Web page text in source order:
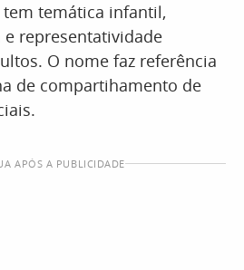
temática infantil,
representatividade
O nome faz referência
de compartihamento de
APÓS A PUBLICIDADE